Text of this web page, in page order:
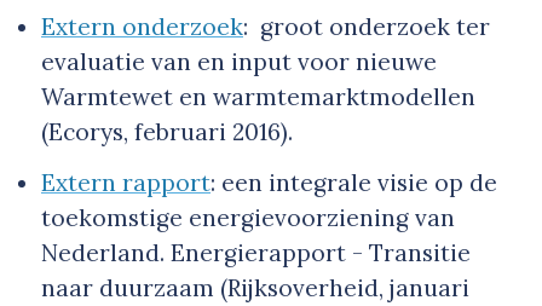
Extern onderzoek: groot onderzoek ter
evaluatie van en input voor nieuwe
Warmtewet en warmtemarktmodellen
(Ecorys, februari 2016).
Extern rapport: een integrale visie op de
toekomstige energievoorziening van
Nederland. Energierapport - Transitie
naar duurzaam (Rijksoverheid, januari